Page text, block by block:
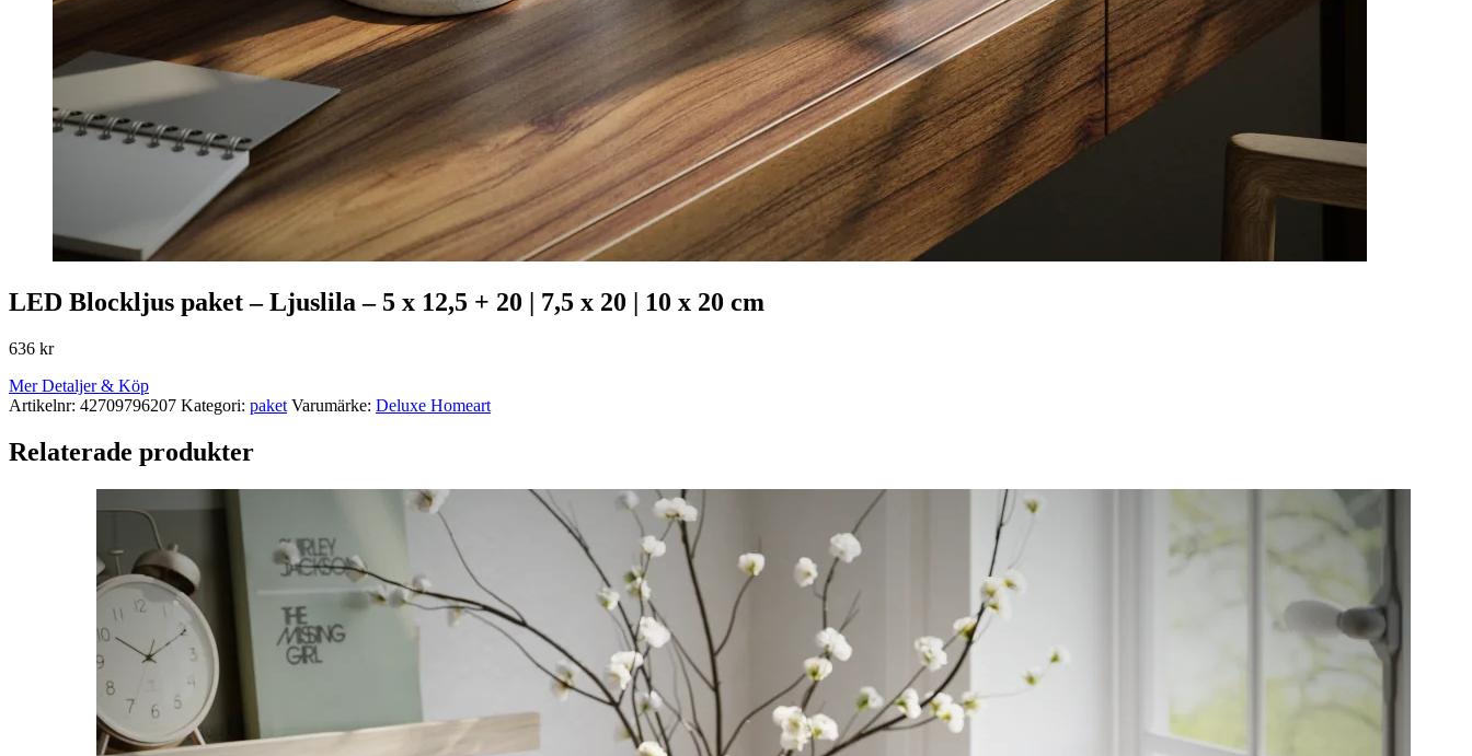
LED Blockljus paket – Ljuslila – 5 x 12,5 + 20 | 7,5 x 20 | 10 x 20 cm
636 kr
Mer Detaljer & Köp
Artikelnr: 42709796207 Kategori: paket Varumärke: Deluxe Homeart
Relaterade produkter